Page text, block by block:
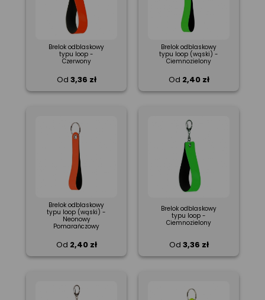
Brelok odblaskowy
typu loop -
Czerwony
Od 3,36 zł
Brelok odblaskowy
typu loop (wąski) -
Ciemnozielony
Od 2,40 zł
Brelok odblaskowy
typu loop (wąski) -
Neonowy
Pomarańczowy
Od 2,40 zł
Brelok odblaskowy
typu loop -
Ciemnozielony
Od 3,36 zł